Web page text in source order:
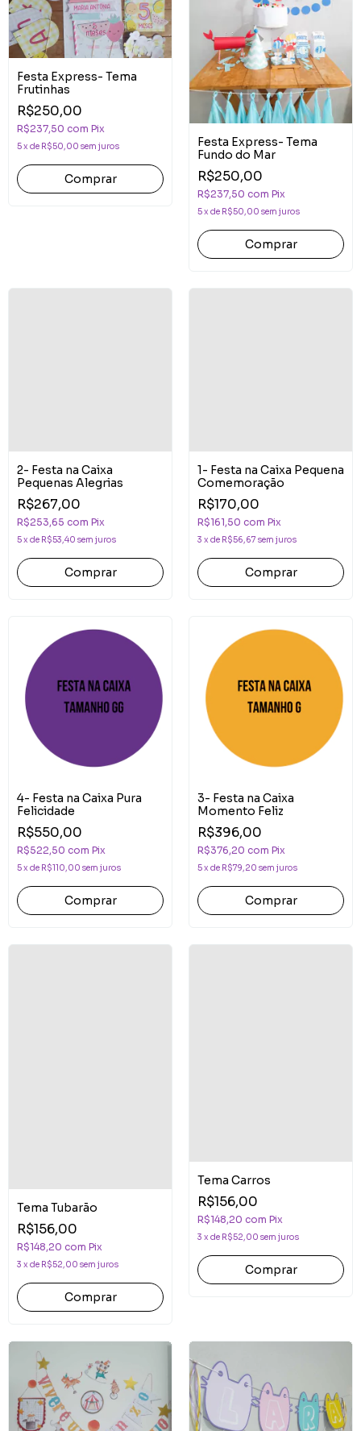
Festa Express- Tema
Frutinhas
R$250,00
R$237,50 com Pix
5x de R$50,00 sem juros
Festa Express- Tema
Fundo do Mar
R$250,00
R$237,50 com Pix
5x de R$50,00 sem juros
2- Festa na Caixa
Pequenas Alegrias
R$267,00
R$253,65 com Pix
5x de R$53,40 sem juros
1- Festa na Caixa Pequena
Comemoração
R$170,00
R$161,50 com Pix
3 x de R$56,67 sem juros
4- Festa na Caixa Pura
Felicidade
R$550,00
R$522,50 com Pix
5x de R$110,00 sem juros
3- Festa na Caixa
Momento Feliz
R$396,00
R$376,20 com Pix
5x de R$79,20 sem juros
Tema Tubarão
R$156,00
R$148,20 com Pix
3 x de R$52,00 sem juros
Comprar
Tema Carros
R$156,00
R$148,20 com Pix
3 x de R$52,00 sem juros
Comprar